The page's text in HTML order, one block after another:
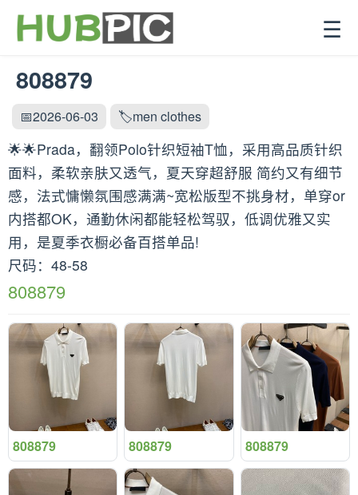
☰
808879
📅2026-06-03 🏷️men clothes
🌟🌟Prada，翻领Polo针织短袖T恤，采用高品质针织
面料，柔软亲肤又透气，夏天穿超舒服 简约又有细节
感，法式慵懒氛围感满满~宽松版型不挑身材，单穿or
内搭都OK，通勤休闲都能轻松驾驭，低调优雅又实
用，是夏季衣橱必备百搭单品!
尺码：48-58
808879
808879 808879 808879